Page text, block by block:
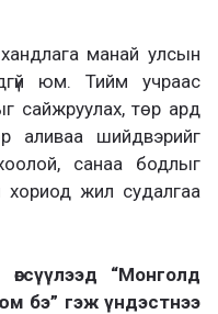
манай улсын
юм. Тийм учраас
сайжруулах, төр ард
аливаа шийдвэрийг
санаа бодлыг
хориод жил судалгаа
“Монголд
бэ” гэж үндэстнээ